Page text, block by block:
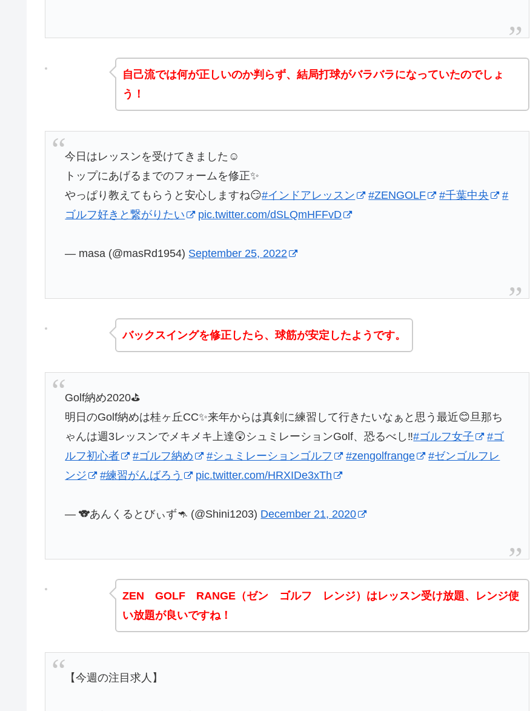
自己流では何が正しいのか判らず、結局打球がバラバラになっていたのでしょ
う！
今日はレッスンを受けてきました☺️
トップにあげるまでのフォームを修正✨
やっぱり教えてもらうと安心しますね😏#インドアレッスン #ZENGOLF #千葉中央
#
ゴルフ好きと繋がりたい
pic.twitter.com/dSLQmHFFvD
— masa (@masRd1954) September 25, 2022
バックスイングを修正したら、球筋が安定したようです。
Golf納め2020⛳
明日のGolf納めは桂ヶ丘CC✨来年からは真剣に練習して行きたいなぁと思う最近😊旦那ち
ゃんは週3レッスンでメキメキ上達😲シュミレーションGolf、恐るべし‼️#ゴルフ女子
#ゴ
ルフ初心者
#ゴルフ納め #シュミレーションゴルフ #zengolfrange
#ゼンゴルフレ
ンジ
#練習がんばろう pic.twitter.com/HRXIDe3xTh
— 🐨あんくるとびぃず🦘 (@Shini1203) December 21, 2020
ZEN GOLF RANGE（ゼン ゴルフ レンジ）はレッスン受け放題、レンジ使
い放題が良いですね！
【今週の注目求人】